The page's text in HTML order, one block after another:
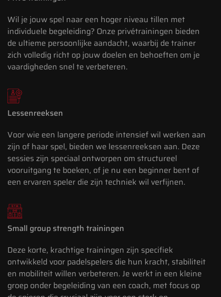
Wil je jouw spel naar een hoger niveau tillen met
individuele begeleiding? Onze privétrainingen bieden
de ultieme persoonlijke aandacht, waarbij de trainer
zich volledig richt op jouw doelen en behoeften om je
vaardigheden snel te verbeteren.
Lessenreeksen
Voor wie een langere periode intensief wil werken aan
zijn of haar spel, bieden we lessenreeksen aan. Deze
sessies zijn speciaal ontworpen om structureel
vooruitgang te boeken, of je nu een beginner bent of
een ervaren speler die zijn techniek wil verfijnen.
Small group strength trainingen
Deze korte, krachtige trainingen zijn specifiek
ontwikkeld voor padelspelers die hun kracht, stabiliteit
en mobiliteit willen verbeteren. Je werkt in een kleine
groep onder begeleiding van een coach, met focus op